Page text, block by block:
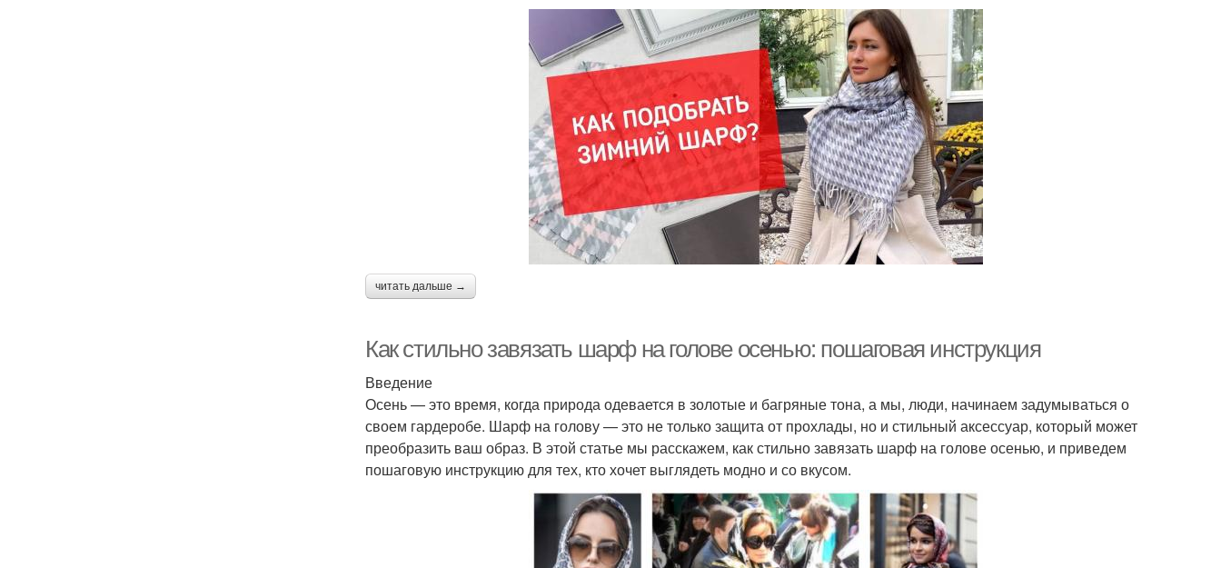
читать дальше →
Как стильно завязать шарф на голове осенью: пошаговая инструкция
Введение
Осень — это время, когда природа одевается в золотые и багряные тона, а мы, люди, начинаем задумываться о
своем гардеробе. Шарф на голову — это не только защита от прохлады, но и стильный аксессуар, который может
преобразить ваш образ. В этой статье мы расскажем, как стильно завязать шарф на голове осенью, и приведем
пошаговую инструкцию для тех, кто хочет выглядеть модно и со вкусом.